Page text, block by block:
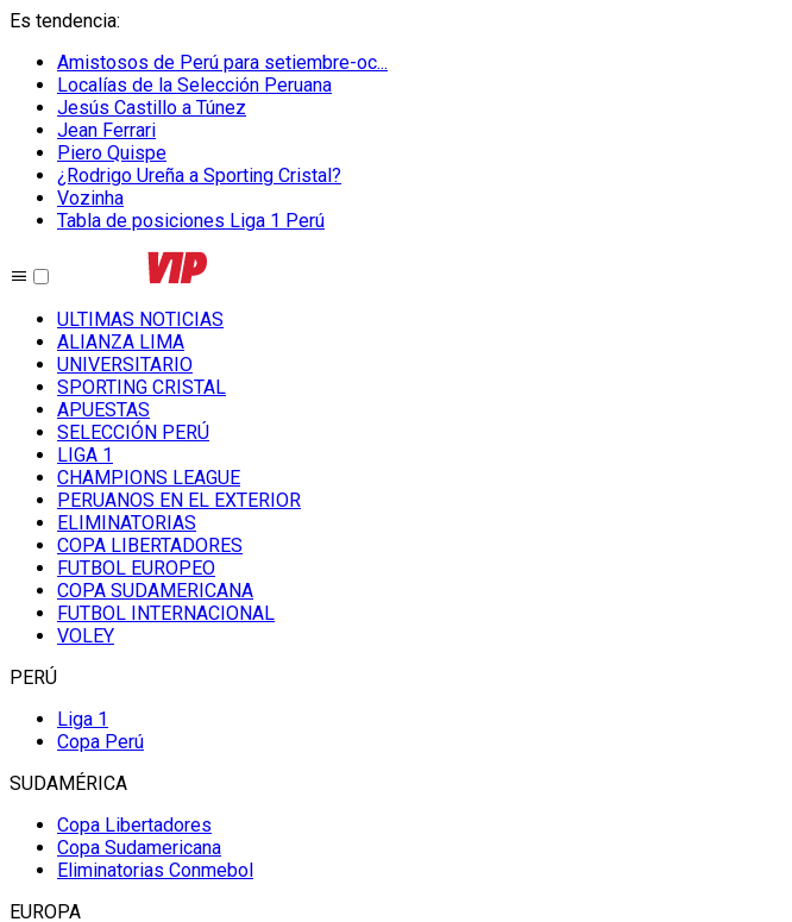
Es tendencia:
Amistosos de Perú para setiembre-oc...
Localías de la Selección Peruana
Jesús Castillo a Túnez
Jean Ferrari
Piero Quispe
¿Rodrigo Ureña a Sporting Cristal?
Vozinha
Tabla de posiciones Liga 1 Perú
ULTIMAS NOTICIAS
ALIANZA LIMA
UNIVERSITARIO
SPORTING CRISTAL
APUESTAS
SELECCIÓN PERÚ
LIGA 1
CHAMPIONS LEAGUE
PERUANOS EN EL EXTERIOR
ELIMINATORIAS
COPA LIBERTADORES
FUTBOL EUROPEO
COPA SUDAMERICANA
FUTBOL INTERNACIONAL
VOLEY
PERÚ
Liga 1
Copa Perú
SUDAMÉRICA
Copa Libertadores
Copa Sudamericana
Eliminatorias Conmebol
EUROPA